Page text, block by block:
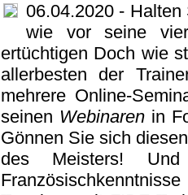
06.04.2020 - Halten
wie vor seine
ertüchtigen Doch wie
allerbesten der
mehrere Online-
seinen Webinaren in
Gönnen Sie sich
des Meisters!